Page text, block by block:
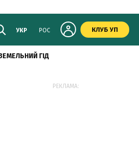
УКР РОС КЛУБ УП
ГІД
РЕКЛАМА: